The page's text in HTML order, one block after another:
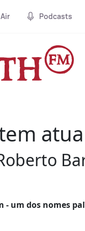
Podcasts
- um dos nomes